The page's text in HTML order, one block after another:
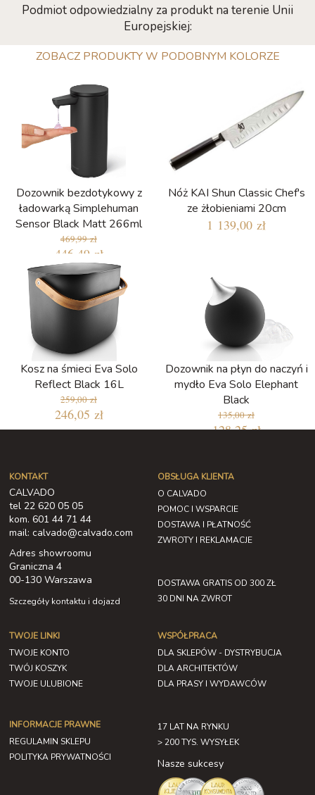
Podmiot odpowiedzialny za produkt na terenie Unii
Europejskiej:
ZOBACZ PRODUKTY W PODOBNYM KOLORZE
Dozownik bezdotykowy z
ładowarką Simplehuman
Sensor Black Matt 266ml
469,99 zł
446,49 zł
Najniższa cena w ciągu ostatnich 30
dni: 399,49 zł
Nóż KAI Shun Classic Chef's
ze żłobieniami 20cm
1 139,00 zł
Kosz na śmieci Eva Solo
Reflect Black 16L
259,00 zł
246,05 zł
Dozownik na płyn do naczyń i
mydło Eva Solo Elephant
Black
135,00 zł
128,25 zł
KONTAKT
CALVADO
tel 22 620 05 05
kom. 601 44 71 44
mail: calvado@calvado.com
Adres showroomu
Graniczna 4
00-130 Warszawa
Szczegóły kontaktu i dojazd
OBSŁUGA KLIENTA
O CALVADO
POMOC I WSPARCIE
DOSTAWA I PŁATNOŚĆ
ZWROTY I REKLAMACJE
DOSTAWA GRATIS OD 300 ZŁ
30 DNI NA ZWROT
TWOJE LINKI
TWOJE KONTO
TWÓJ KOSZYK
TWOJE ULUBIONE
INFORMACJE PRAWNE
REGULAMIN SKLEPU
POLITYKA PRYWATNOŚCI
WSPÓŁPRACA
DLA SKLEPÓW - DYSTRYBUCJA
DLA ARCHITEKTÓW
DLA PRASY I WYDAWCÓW
17 LAT NA RYNKU
> 200 TYS. WYSYŁEK
Nasze sukcesy